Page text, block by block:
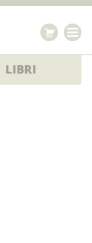
LIBRI